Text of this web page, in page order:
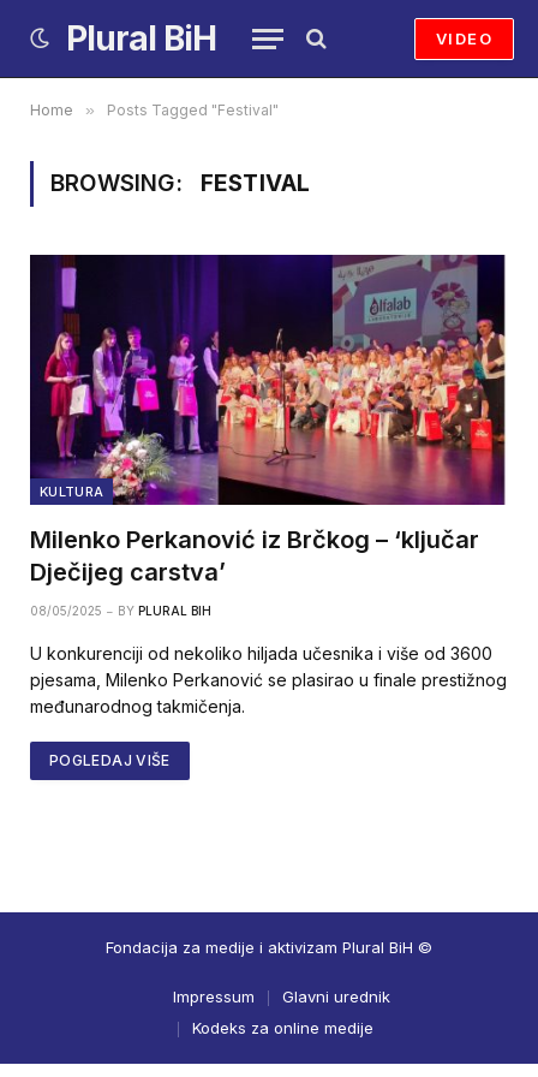
Plural BiH VIDEO
Home » Posts Tagged "Festival"
BROWSING: FESTIVAL
KULTURA
Milenko Perkanović iz Brčkog – ‘ključar
Dječijeg carstva’
08/05/2025 BY PLURAL BIH
U konkurenciji od nekoliko hiljada učesnika i više od 3600
pjesama, Milenko Perkanović se plasirao u finale prestižnog
međunarodnog takmičenja.
POGLEDAJ VIŠE
Fondacija za medije i aktivizam Plural BiH ©
Impressum
Glavni urednik
Kodeks za online medije